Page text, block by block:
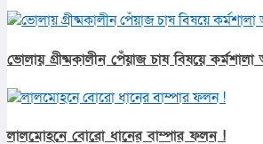
ভোলায় গ্রীষ্মকালীন পেঁয়াজ চাষ বিষয়ে কর্মশালা
লালমোহনে বোরো ধানের বাম্পার ফলন !